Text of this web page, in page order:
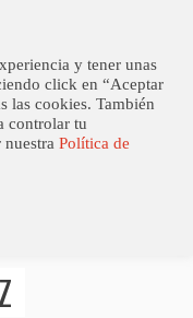
y tener unas
click en “Aceptar
las cookies. También
controlar tu
Política de